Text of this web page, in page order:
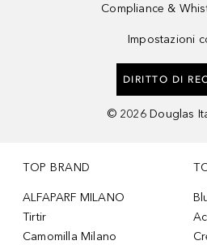
Compliance &
Impostazioni
DIRITTO DI
© 2026 Douglas
TOP BRAND
ALFAPARF MILANO
Tirtir
Camomilla Milano